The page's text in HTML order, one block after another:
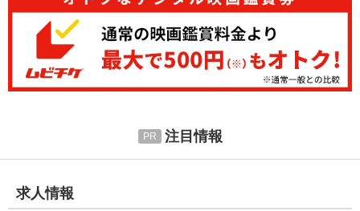
注目情報
求人情報